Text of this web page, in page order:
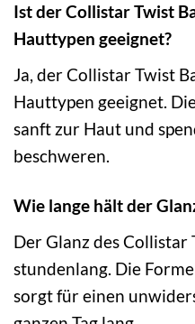
Ist der Collistar Twist
Hauttypen geeignet?
Ja, der Collistar Twist
Hauttypen geeignet.
sanft zur Haut und
beschweren.
Wie lange hält der
Der Glanz des Collistar
stundenlang. Die
sorgt für einen